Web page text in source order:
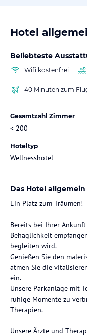
Hotel
Beliebteste
Wifi kostenfrei
40 Minuten zum
Gesamtzahl Zimmer
< 200
Hoteltyp
Wellnesshotel
Das Hotel allgemein
Ein Platz zum Träumen!
Bereits bei Ihrer
Behaglichkeit
begleiten wird.
Genießen Sie den
atmen Sie die
ein.
Unsere Parkanlage mit
ruhige Momente zu
Therapien.
Unsere Ärzte und